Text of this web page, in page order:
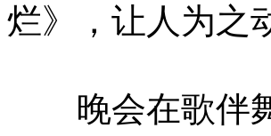
烂》，让人为之
晚会在歌伴舞